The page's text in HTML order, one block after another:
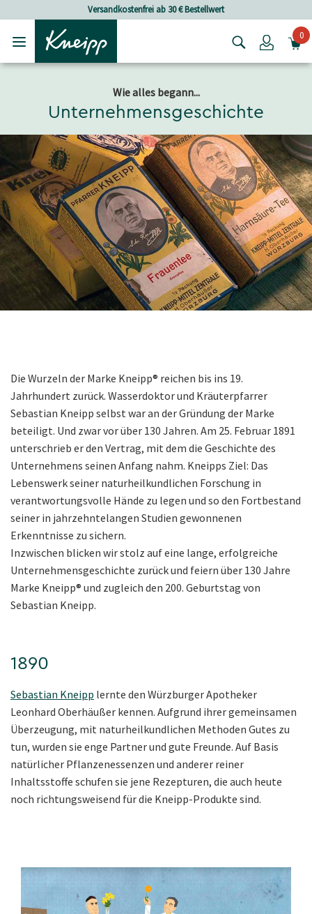
Skip to main content
Skip to footer contentVersandkostenfrei ab 30 € Bestellwert
Login0
Wie alles begann...
Unternehmensgeschichte
Die Wurzeln der Marke Kneipp® reichen bis ins 19.
Jahrhundert zurück. Wasserdoktor und Kräuterpfarrer
Sebastian Kneipp selbst war an der Gründung der Marke
beteiligt. Und zwar vor über 130 Jahren. Am 25. Februar 1891
unterschrieb er den Vertrag, mit dem die Geschichte des
Unternehmens seinen Anfang nahm. Kneipps Ziel: Das
Lebenswerk seiner naturheilkundlichen Forschung in
verantwortungsvolle Hände zu legen und so den Fortbestand
seiner in jahrzehntelangen Studien gewonnenen
Erkenntnisse zu sichern.
Inzwischen blicken wir stolz auf eine lange, erfolgreiche
Unternehmensgeschichte zurück und feiern über 130 Jahre
Marke Kneipp® und zugleich den 200. Geburtstag von
Sebastian Kneipp.
1890
Sebastian Kneipp lernte den Würzburger Apotheker
Leonhard Oberhäußer kennen. Aufgrund ihrer gemeinsamen
Überzeugung, mit naturheilkundlichen Methoden Gutes zu
tun, wurden sie enge Partner und gute Freunde. Auf Basis
natürlicher Pflanzenessenzen und anderer reiner
Inhaltsstoffe schufen sie jene Rezepturen, die auch heute
noch richtungsweisend für die Kneipp-Produkte sind.